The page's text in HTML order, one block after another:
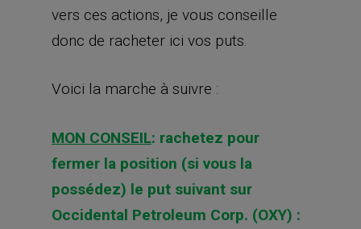
vers ces actions, je vous conseille
donc de racheter ici vos puts.
Voici la marche à suivre :
MON CONSEIL: rachetez pour
fermer la position (si vous la
possédez) le put suivant sur
Occidental Petroleum Corp. (OXY) :